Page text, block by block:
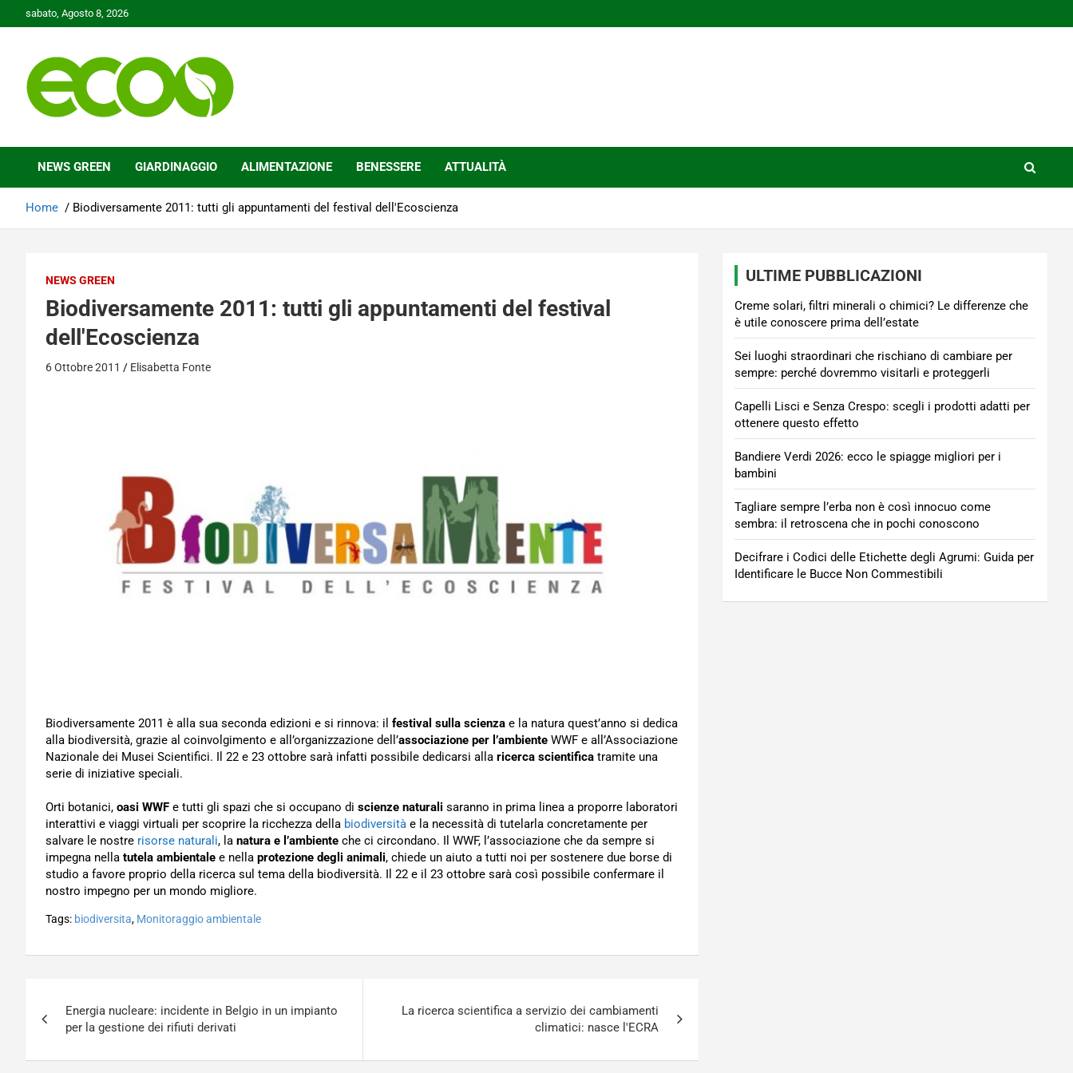
to
sabato, Agosto 8, 2026
Ecoo.it
NEWS GREEN GIARDINAGGIO ALIMENTAZIONE BENESSERE ATTUALITÀ
Home Biodiversamente 2011: tutti gli appuntamenti del festival dell'Ecoscienza
NEWS GREEN
Biodiversamente 2011: tutti gli appuntamenti del festival
dell'Ecoscienza
6 Ottobre 2011 Elisabetta Fonte
Biodiversamente 2011 è alla sua seconda edizioni e si rinnova: il festival sulla scienza e la natura quest’anno si dedica
alla biodiversità, grazie al coinvolgimento e all’organizzazione dell’associazione per l’ambiente WWF e all’Associazione
Nazionale dei Musei Scientifici. Il 22 e 23 ottobre sarà infatti possibile dedicarsi alla ricerca scientifica tramite una
serie di iniziative speciali.
Orti botanici, oasi WWF e tutti gli spazi che si occupano di scienze naturali saranno in prima linea a proporre laboratori
interattivi e viaggi virtuali per scoprire la ricchezza della biodiversità e la necessità di tutelarla concretamente per
salvare le nostre risorse naturali, la natura e l’ambiente che ci circondano. Il WWF, l’associazione che da sempre si
impegna nella tutela ambientale e nella protezione degli animali, chiede un aiuto a tutti noi per sostenere due borse di
studio a favore proprio della ricerca sul tema della biodiversità. Il 22 e il 23 ottobre sarà così possibile confermare il
nostro impegno per un mondo migliore.
Tags: biodiversita, Monitoraggio ambientale
articoli
Energia nucleare: incidente in Belgio in un impianto
per la gestione dei rifiuti derivati
La ricerca scientifica a servizio dei cambiamenti
climatici: nasce l'ECRA
ULTIME PUBBLICAZIONI
Creme solari, filtri minerali o chimici? Le differenze che
è utile conoscere prima dell’estate
Sei luoghi straordinari che rischiano di cambiare per
sempre: perché dovremmo visitarli e proteggerli
Capelli Lisci e Senza Crespo: scegli i prodotti adatti per
ottenere questo effetto
Bandiere Verdi 2026: ecco le spiagge migliori per i
bambini
Tagliare sempre l’erba non è così innocuo come
sembra: il retroscena che in pochi conoscono
Decifrare i Codici delle Etichette degli Agrumi: Guida per
Identificare le Bucce Non Commestibili